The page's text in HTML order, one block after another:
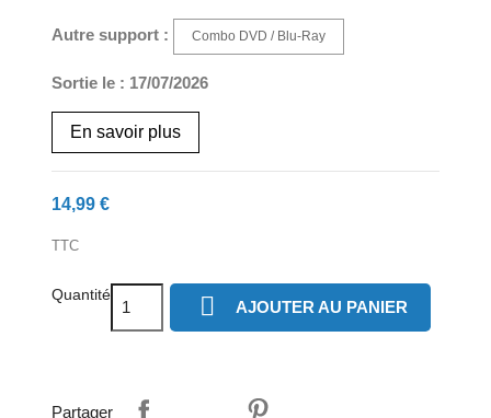
Autre support : Combo DVD / Blu-Ray
Sortie le : 17/07/2026
En savoir plus
14,99 €
TTC
Quantité  AJOUTER AU PANIER
Partager